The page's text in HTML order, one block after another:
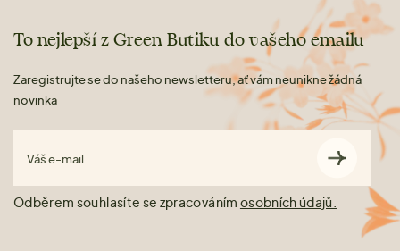
To nejlepší z Green Butiku do vašeho emailu
Zaregistrujte se do našeho newsletteru, ať vám neunikne žádná
novinka
Váš e-mail
Odběrem souhlasíte se zpracováním osobních údajů.